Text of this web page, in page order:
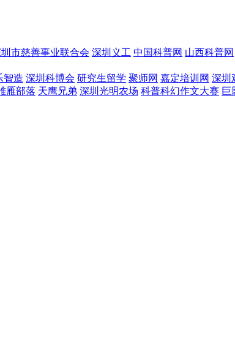
市慈善事业联合会 深圳义工 中国科普网 山西科普网
智造 深圳科博会 研究生留学 聚师网 嘉定培训网 深圳
雁部落 天鹰兄弟 深圳光明农场 科普科幻作文大赛 巨